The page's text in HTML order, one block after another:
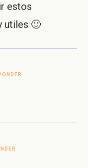
estos
utiles 🙂